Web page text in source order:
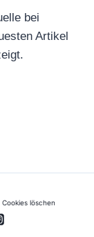
bei
Artikel
Cookies löschen